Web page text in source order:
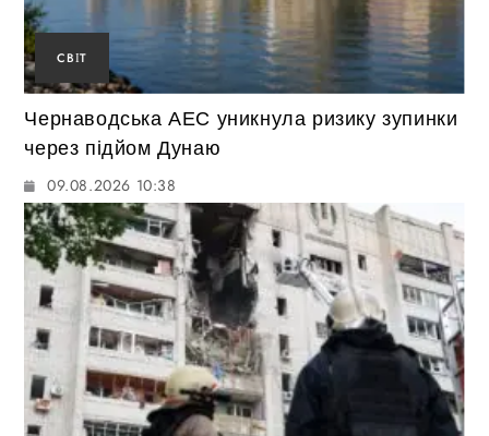
СВІТ
Чернаводська АЕС уникнула ризику зупинки
через підйом Дунаю
09.08.2026 10:38